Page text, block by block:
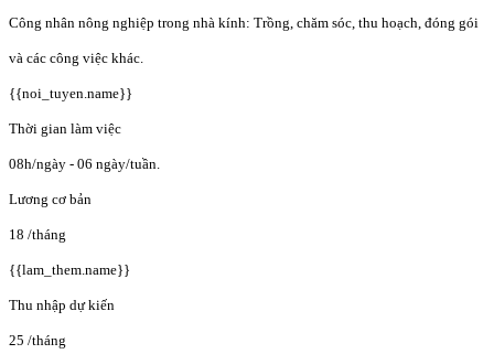
Công nhân nông nghiệp trong nhà kính: Trồng, chăm sóc, thu hoạch, đóng gói
và các công việc khác.
{{noi_tuyen.name}}
Thời gian làm việc
08h/ngày - 06 ngày/tuần.
Lương cơ bản
18 /tháng
{{lam_them.name}}
Thu nhập dự kiến
25 /tháng